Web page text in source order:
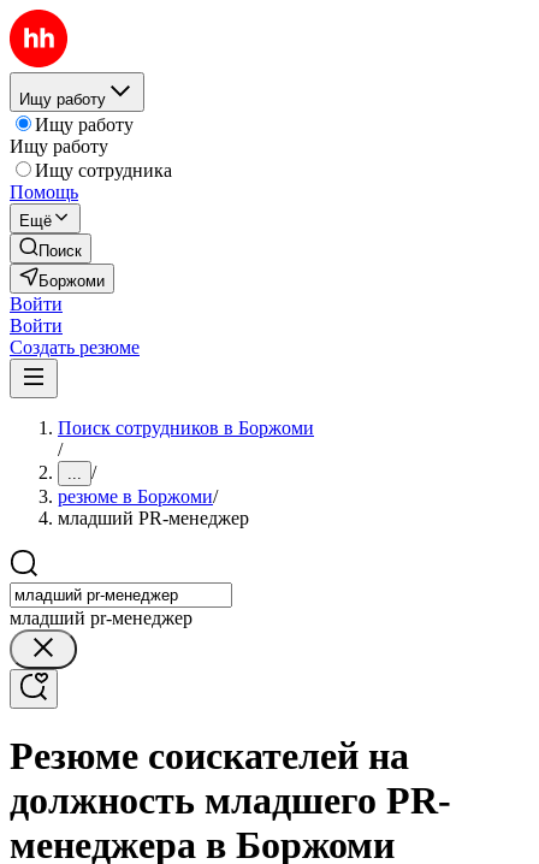
Ищу работу
Ищу работу
Ищу работу
Ищу сотрудника
Помощь
Ещё
Поиск
Боржоми
Войти
Войти
Создать резюме
Поиск сотрудников в Боржоми
/
... /
резюме в Боржоми/
младший PR-менеджер
младший pr-менеджер
Резюме соискателей на
должность младшего PR-
менеджера в Боржоми